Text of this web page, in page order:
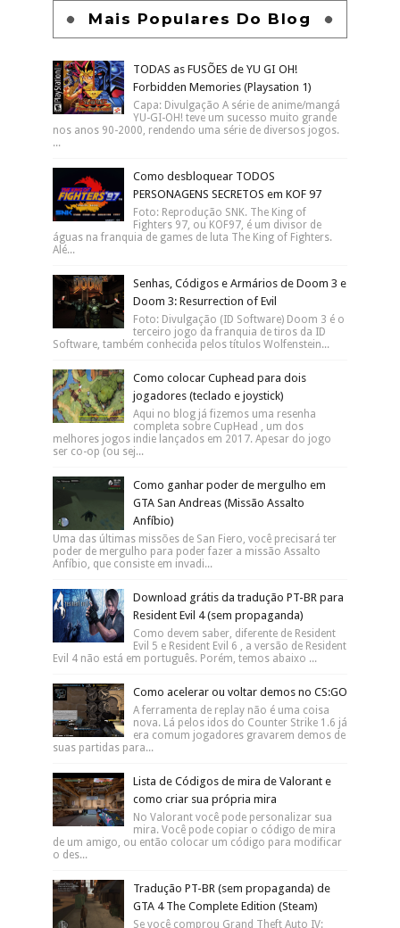
Download grátis da tradução PT-BR para
Senhas, Códigos e Armários de Doom 3 e
Doom 3: Resurrection of Evil
Order (SEM PROPAGANDA!)
Mais Populares Do Blog
TODAS as FUSÕES de YU GI OH!
Capa: Divulgação A série de anime/mangá
YU-GI-OH! teve um sucesso muito grande
nos anos 90-2000, rendendo uma série de diversos jogos.
Como desbloquear TODOS
PERSONAGENS SECRETOS em KOF 97
Foto: Reprodução SNK. The King of
Fighters 97, ou KOF97, é um divisor de
águas na franquia de games de luta The King of Fighters.
Senhas, Códigos e Armários de Doom 3 e
Doom 3: Resurrection of Evil
Foto: Divulgação (ID Software) Doom 3 é o
terceiro jogo da franquia de tiros da ID
Software, também conhecida pelos títulos Wolfenstein...
Como colocar Cuphead para dois
jogadores (teclado e joystick)
Aqui no blog já fizemos uma resenha
completa sobre CupHead , um dos
melhores jogos indie lançados em 2017. Apesar do jogo
Como ganhar poder de mergulho em
GTA San Andreas (Missão Assalto
Anfíbio)
poder de mergulho para poder fazer a missão Assalto
Anfíbio, que consiste em invadi...
Download grátis da tradução PT-BR para
Resident Evil 4 (sem propaganda)
Evil 4 não está em português. Porém, temos abaixo ...
Como acelerar ou voltar demos no CS:GO